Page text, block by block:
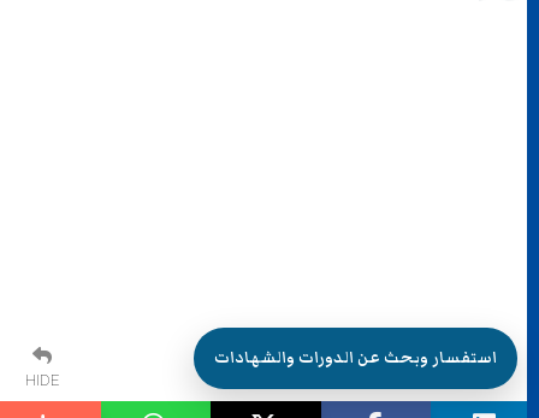
HIDE
استفسار وبحث عن الدورات والشهادات